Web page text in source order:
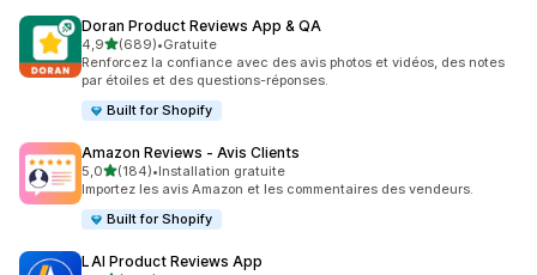
Doran Product Reviews App & QA
4,9étoile(s) sur 5
(689)
689 avis au total
•Gratuite
Renforcez la confiance avec des avis photos et vidéos, des notes
par étoiles et des questions-réponses.
Built for Shopify
Amazon Reviews ‑ Avis Clients
5,0étoile(s) sur 5
(184)
184 avis au total
•Installation gratuite
Importez les avis Amazon et les commentaires des vendeurs.
Built for Shopify
LAI Product Reviews App